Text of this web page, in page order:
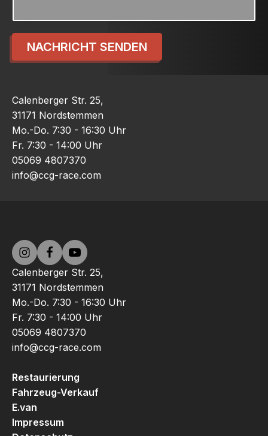
NACHRICHT SENDEN
Calenberger Str. 25,
31171 Nordstemmen
Mo.-Do. 7:30 - 16:30 Uhr
Fr. 7:30 - 14:00 Uhr
05069 4807370
info@ccg-race.com
Calenberger Str. 25,
31171 Nordstemmen
Mo.-Do. 7:30 - 16:30 Uhr
Fr. 7:30 - 14:00 Uhr
05069 4807370
info@ccg-race.com
Restaurierung
Fahrzeug-Verkauf
E.van
Impressum